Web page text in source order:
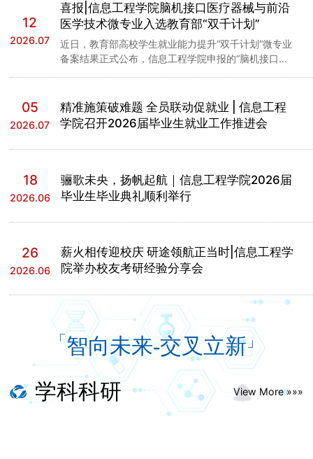
实验实训
卓越班
学科机构
科研平台
科研成果
学位点介绍
导师风采
学生工作
学生风采
学风建设
创新创业
E工小队
招生就业
本科生招生
研究生招生
就业工作
党群工作
组织建设
党建动态
清廉学院
教工小家
12
2026.07
喜报|信息工程学院脑机接口医疗器械与前沿
医学技术微专业入选教育部“双千计划”
近日，教育部高校学生就业能力提升“双千计划”微专业
备案结果正式公布，信息工程学院申报的“脑机接口医
系，学生修读成果可通过学信网查询核验。这是我院深
耕医工交叉人才培养、推进新医科建设取得的又一重要
阶段性成果。该微专业能够脱颖而出，核心在于其紧扣
产业需求的精准培养定位。微专业紧扣国家及浙江省未
浙江省工程研究中心核心平台，发挥学院“智能医学
+”前沿交叉学科优势，面向全校各专业开放。微专业推
行分层分类差异化培养模式，针对不同专业背景学生精
准构建复合型知识体系：面向医学类学生，以临床诊疗
技术原理与实践方法，补齐技术应用短板；面向理工类
学生，围绕医学知识体系与临床适配要求设置培养路
能力，实现跨专业能力互补增值。为支撑差异化培养目
标落地，微专业整合跨院校、跨领域优质教学资源，组
建高水平复合型教学团队。课程由我院李凯教授牵头，
联合浙江大学、复旦大学、中国人民解放军总医院等国
内顶尖高校与医疗机构的知名专家共同授课，保障教学
内容的专业性、前沿性与产业适配性。课程体系设置3
门核心课程、共计3学分，内容覆盖器械原理与行业法
规、前沿技术应用、临床案例解析全链条，实现理论知
识与临床需求、产业发展的深度衔接。此次入选是对学
05
2026.07
精准施策破难题 全员联动促就业 | 信息工程
学院召开2026届毕业生就业工作推进会
18
2026.06
骊歌未央，扬帆起航｜信息工程学院2026届
毕业生毕业典礼顺利举行
26
2026.06
薪火相传迎校庆 研途领航正当时|信息工程学
院举办校友考研经验分享会
「智向未来-交叉立新」
学科科研 View More »»»